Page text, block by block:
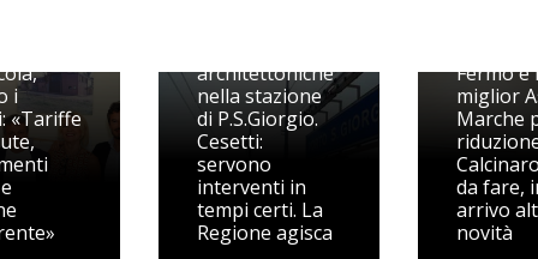
i
«Tariffe
architettoniche
nella stazione
di P.S.Giorgio.
Cesetti:
servono
interventi in
tempi certi. La
Regione agisca
Fermo è
miglior
Marche
da fare,
arrivo
novità